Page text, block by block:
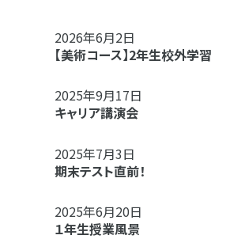
2026年6月2日
【美術コース】2年生校外学習
2025年9月17日
キャリア講演会
2025年7月3日
期末テスト直前！
2025年6月20日
１年生授業風景